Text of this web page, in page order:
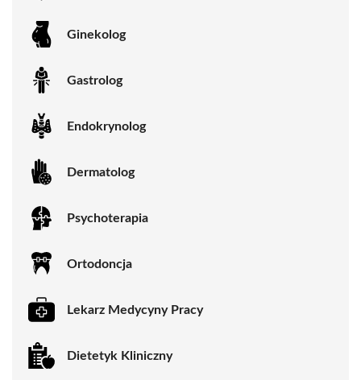
Ginekolog
Gastrolog
Endokrynolog
Dermatolog
Psychoterapia
Ortodoncja
Lekarz Medycyny Pracy
Dietetyk Kliniczny